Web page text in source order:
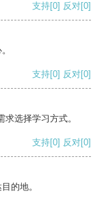
支持[0] 反对[0]
支持[0] 反对[0]
选择学习方式。
支持[0] 反对[0]
的地。